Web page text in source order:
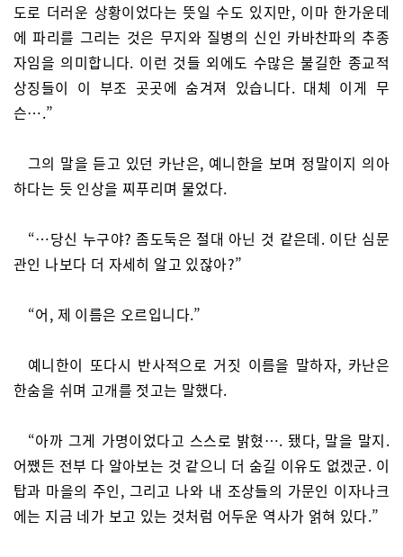
도로 더러운 상황이었다는 뜻일 수도 있지만, 이마 한가운데
에 파리를 그리는 것은 무지와 질병의 신인 카바찬파의 추종
자임을 의미합니다. 이런 것들 외에도 수많은 불길한 종교적
상징들이 이 부조 곳곳에 숨겨져 있습니다. 대체 이게 무
슨….”
그의 말을 듣고 있던 카난은, 예니한을 보며 정말이지 의아
하다는 듯 인상을 찌푸리며 물었다.
“…당신 누구야? 좀도둑은 절대 아닌 것 같은데. 이단 심문
관인 나보다 더 자세히 알고 있잖아?”
“어, 제 이름은 오르입니다.”
예니한이 또다시 반사적으로 거짓 이름을 말하자, 카난은
한숨을 쉬며 고개를 젓고는 말했다.
“아까 그게 가명이었다고 스스로 밝혔…. 됐다, 말을 말지.
어쨌든 전부 다 알아보는 것 같으니 더 숨길 이유도 없겠군. 이
탑과 마을의 주인, 그리고 나와 내 조상들의 가문인 이자나크
에는 지금 네가 보고 있는 것처럼 어두운 역사가 얽혀 있다.”